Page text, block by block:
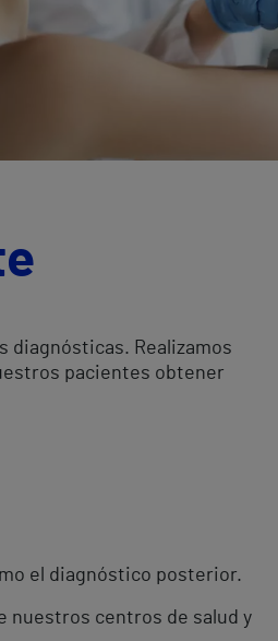
diagnósticas. Realizamos
pacientes obtener
el diagnóstico posterior.
nuestros centros de salud y